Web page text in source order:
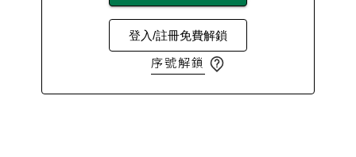
登入/註冊免費解鎖
序號解鎖